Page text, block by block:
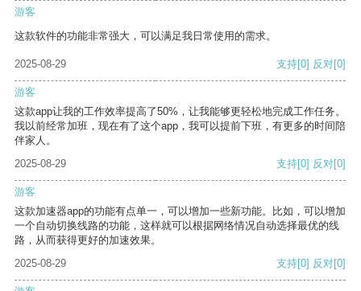
游客
这款软件的功能非常强大，可以满足我日常使用的需求。
2025-08-29 支持[0] 反对[0]
游客
这款app让我的工作效率提高了50%，让我能够更轻松地完成工作任务。
我以前经常加班，现在有了这个app，我可以提前下班，有更多的时间陪
伴家人。
2025-08-29
支持[0] 反对[0]
游客
这款加速器app的功能有点单一，可以增加一些新功能。比如，可以增加
一个自动切换线路的功能，这样就可以根据网络情况自动选择最优的线
路，从而获得更好的加速效果。
2025-08-29
支持[0] 反对[0]